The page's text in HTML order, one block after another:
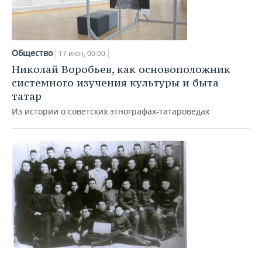
Общество 17 июн, 00:00
Николай Воробьев, как основоположник
системного изучения культуры и быта
татар
Из истории о советских этнографах-татароведах